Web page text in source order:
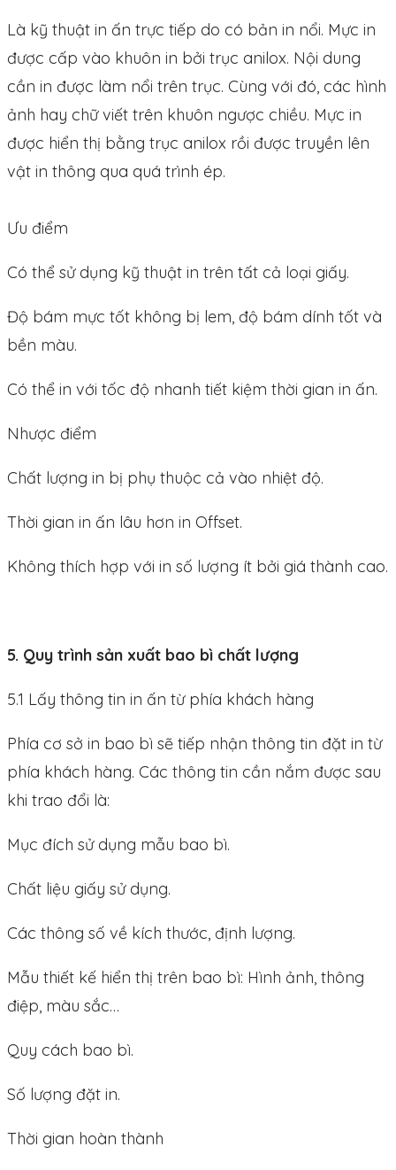
Là kỹ thuật in ấn trực tiếp do có bản in nổi. Mực in
được cấp vào khuôn in bởi trục anilox. Nội dung
cần in được làm nổi trên trục. Cùng với đó, các hình
ảnh hay chữ viết trên khuôn ngược chiều. Mực in
được hiển thị bằng trục anilox rồi được truyền lên
vật in thông qua quá trình ép.
Ưu điểm
Có thể sử dụng kỹ thuật in trên tất cả loại giấy.
Độ bám mực tốt không bị lem, độ bám dính tốt và
bền màu.
Có thể in với tốc độ nhanh tiết kiệm thời gian in ấn.
Nhược điểm
Chất lượng in bị phụ thuộc cả vào nhiệt độ.
Thời gian in ấn lâu hơn in Offset.
Không thích hợp với in số lượng ít bởi giá thành cao.
5. Quy trình sản xuất bao bì chất lượng
5.1 Lấy thông tin in ấn từ phía khách hàng
Phía cơ sở in bao bì sẽ tiếp nhận thông tin đặt in từ
phía khách hàng. Các thông tin cần nắm được sau
khi trao đổi là:
Mục đích sử dụng mẫu bao bì.
Chất liệu giấy sử dụng.
Các thông số về kích thước, định lượng.
Mẫu thiết kế hiển thị trên bao bì: Hình ảnh, thông
điệp, màu sắc…
Quy cách bao bì.
Số lượng đặt in.
Thời gian hoàn thành